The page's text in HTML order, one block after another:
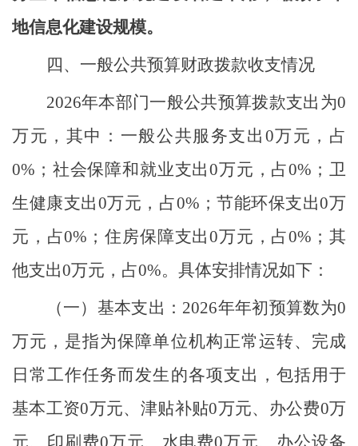
地信息化建设规模。
四、一般公共预算财政拨款收支情况
2026年本部门一般公共预算拨款支出 为0
万元， 其中：一般公共服务支出 0万元，占
0% ；社会保障和就业支出0万元，占0% ；卫
生健康支出0万元，占0% ； 节能环保支出0万
元， 占0% ； 住房保障支出0万元 ， 占0% ； 其
他支出0万元， 占0%。 具体安排情况如下：
（一） 基本支出 ： 2026年年初预算数为0
万元，是指为保障单位机构正常运转、完成
日常工作任务而发生的各项支出，包括用于
基本工资0万元、津贴补贴0万元、 办公费0万
元、印刷费0万元、水电费0万元、办公设备